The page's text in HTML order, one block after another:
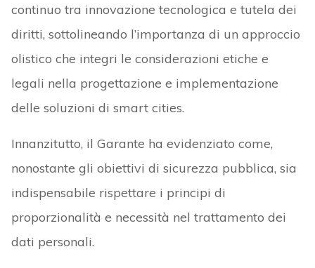
continuo tra innovazione tecnologica e tutela dei
diritti, sottolineando l’importanza di un approccio
olistico che integri le considerazioni etiche e
legali nella progettazione e implementazione
delle soluzioni di smart cities.
Innanzitutto, il Garante ha evidenziato come,
nonostante gli obiettivi di sicurezza pubblica, sia
indispensabile rispettare i principi di
proporzionalità e necessità nel trattamento dei
dati personali.